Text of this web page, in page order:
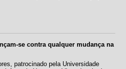
se contra qualquer mudança na
patrocinado pela Universidade